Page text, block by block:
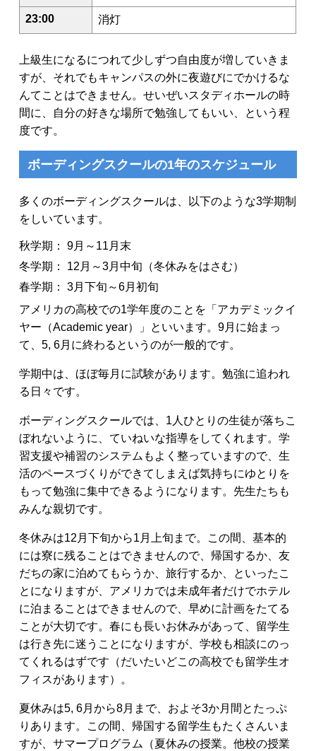
23:00 消灯
上級生になるにつれて少しずつ自由度が増していきま
すが、それでもキャンパスの外に夜遊びにでかけるな
んてことはできません。せいぜいスタディホールの時
間に、自分の好きな場所で勉強してもいい、という程
度です。
ボーディングスクールの1年のスケジュール
多くのボーディングスクールは、以下のような3学期制
をしいています。
秋学期： 9月～11月末
冬学期： 12月～3月中旬（冬休みをはさむ）
春学期： 3月下旬～6月初旬
アメリカの高校での1学年度のことを「アカデミックイ
ヤー（Academic year）」といいます。9月に始まっ
て、5, 6月に終わるというのが一般的です。
学期中は、ほぼ毎月に試験があります。勉強に追われ
る日々です。
ボーディングスクールでは、1人ひとりの生徒が落ちこ
ぼれないように、ていねいな指導をしてくれます。学
習支援や補習のシステムもよく整っていますので、生
活のペースづくりができてしまえば気持ちにゆとりを
もって勉強に集中できるようになります。先生たちも
みんな親切です。
冬休みは12月下旬から1月上旬まで。この間、基本的
には寮に残ることはできませんので、帰国するか、友
だちの家に泊めてもらうか、旅行するか、といったこ
とになりますが、アメリカでは未成年者だけでホテル
に泊まることはできませんので、早めに計画をたてる
ことが大切です。春にも長いお休みがあって、留学生
は行き先に迷うことになりますが、学校も相談にのっ
てくれるはずです（だいたいどこの高校でも留学生オ
フィスがあります）。
夏休みは5, 6月から8月まで、およそ3か月間とたっぷ
りあります。この間、帰国する留学生もたくさんいま
すが、サマープログラム（夏休みの授業。他校の授業